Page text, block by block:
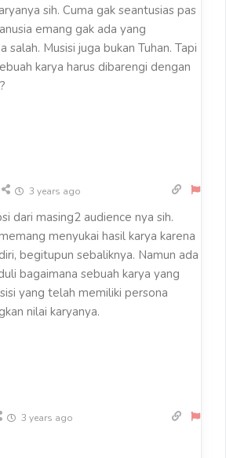
sih. Cuma gak seantusias pas
emang gak ada yang
salah. Musisi juga bukan Tuhan. Tapi
karya harus dibarengi dengan
3 years ago
dari masing2 audience nya sih.
menyukai hasil karya karena
begitupun sebaliknya. Namun ada
bagaimana sebuah karya yang
yang telah memiliki persona
nilai karyanya.
3 years ago